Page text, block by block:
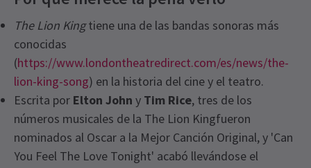
The Lion Kingtiene una de las bandas sonoras más
conocidas
(https://www.londontheatredirect.com/es/news/the-
lion-king-song) en la historia del cine y el teatro.
Escrita por Elton John y Tim Rice, tres de los
números musicales de la The Lion Kingfueron
nominados al Oscar a la Mejor Canción Original, y 'Can
You Feel The Love Tonight' acabó llevándose el